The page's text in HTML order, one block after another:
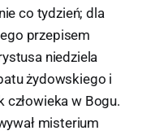
co tydzień; dla
przepisem
niedziela
żydowskiego i
człowieka w Bogu.
misterium